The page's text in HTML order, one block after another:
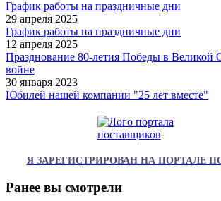
График работы на праздничные дни
29 апреля 2025
График работы на праздничные дни
12 апреля 2025
Празднование 80-летия Победы в Великой
войне
30 января 2023
Юбилей нашей компании "25 лет вместе"
Я ЗАРЕГИСТРИРОВАН НА ПОРТАЛЕ
Ранее вы смотрели